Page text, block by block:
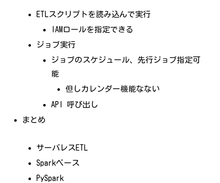
ETLスクリプトを読み込んで実行
IAMロールを指定できる
ジョブ実行
ジョブのスケジュール、先行ジョブ指定可
能
但しカレンダー機能なない
API 呼び出し
まとめ
サーバレスETL
Sparkベース
PySpark